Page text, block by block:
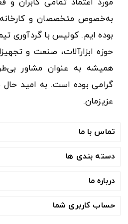
از:
• دریل برقی و شارژی • فرز •
کارواش خانگی • آچار بکس
و پیکور • پمپ
ابزارآلات
پمپ باد یکی از مهم‌ترین
برقی بود که خود گروه دیگری از
زیادی برای انجام کارها نیاز دارند.
امکان جابه‌جایی کمتری دارند.
مورد اعتماد تمامی کابران و
به‌خصوص متخصصان و
بوده ایم. کولیس با گردآوری
حوزه ابزارآلات، صنعت و
همیشه به عنوان مشاور
گرامی بوده است. به امید
عزیزمان.
تماس با ما
دسته بندی ها
درباره ما
حساب کاربری شما